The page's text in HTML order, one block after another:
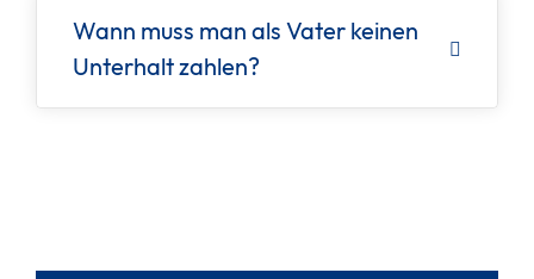
Wann muss man als Vater keinen
Unterhalt zahlen?